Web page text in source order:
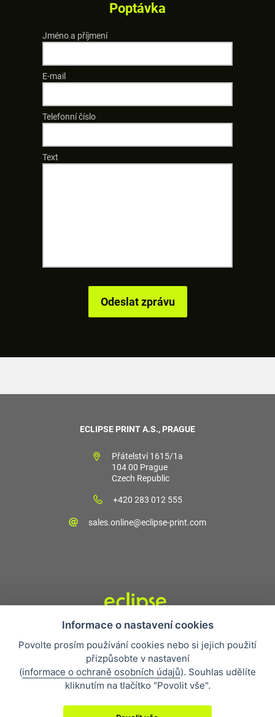
Poptávka
Jméno a příjmení
E-mail
Telefonní číslo
Text
ECLIPSE PRINT A.S., PRAGUE
Přátelství 1615/1a
104 00 Prague
Czech Republic
+420 283 012 555
sales.online@eclipse-print.com
Obchodní podmínky
Nejčastější otázky
Ochrana osobních údajů
O společnosti
Whistleblowing
Informace o nastavení cookies
Povolte prosím používání cookies nebo si jejich použití
přizpůsobte v nastavení
(informace o ochraně osobních údajů). Souhlas udělíte
kliknutím na tlačítko "Povolit vše".